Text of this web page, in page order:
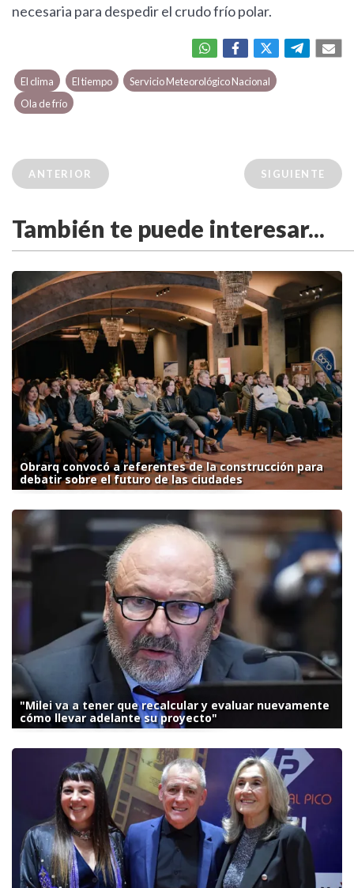
necesaria para despedir el crudo frío polar.
El clima El tiempo
Servicio Meteorológico Nacional
Ola de frío
ANTERIOR SIGUIENTE
También te puede interesar...
Obrarq convocó a referentes de la construcción para
debatir sobre el futuro de las ciudades
"Milei va a tener que recalcular y evaluar nuevamente
cómo llevar adelante su proyecto"